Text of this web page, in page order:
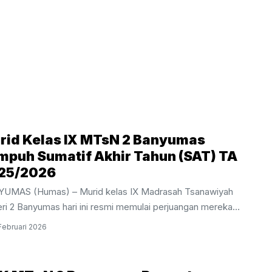
Kelas IX MTsN 2 Banyumas
Sumatif Akhir Tahun (SAT) TA
2026
(Humas) – Murid kelas IX Madrasah Tsanawiyah
2 Banyumas hari ini resmi memulai perjuangan mereka
pelaksanaan Sumatif Akhir Tahun (SAT) Tahun Ajaran
2026